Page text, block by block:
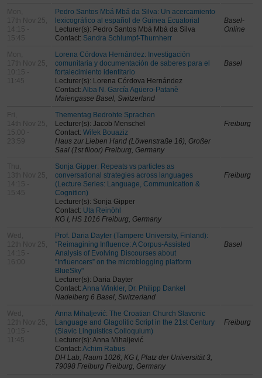
Mon,
17th Nov 25,
14:15 -
15:45
Pedro Santos Mbá Mbá da Silva: Un acercamiento
lexicográfico al español de Guinea Ecuatorial
Lecturer(s): Pedro Santos Mbá Mbá da Silva
Contact: Sandra Schlumpf-Thurnherr
Basel-
Online
Mon,
17th Nov 25,
10:15 -
11:45
Lorena Córdova Hernández: Investigación
comunitaria y documentación de saberes para el
fortalecimiento identitario
Lecturer(s): Lorena Córdova Hernández
Contact: Alba N. García Agüero-Patanè
Maiengasse Basel, Switzerland
Basel
Fri,
14th Nov 25,
15:00 -
23:59
Thementag Bedrohte Sprachen
Lecturer(s): Jacob Menschel
Contact: Wifek Bouaziz
Haus zur Lieben Hand (Löwenstraße 16), Großer
Saal (1st flloor) Freiburg, Germany
Freiburg
Thu,
13th Nov 25,
14:15 -
15:45
Sonja Gipper: Repeats vs particles as
conversational strategies across languages
(Lecture Series: Language, Communication &
Cognition)
Lecturer(s): Sonja Gipper
Contact: Uta Reinöhl
KG I, HS 1016 Freiburg, Germany
Freiburg
Wed,
12th Nov 25,
14:15 -
16:00
Prof. Daria Dayter (Tampere University, Finland):
“Reimagining Influence: A Corpus-Assisted
Analysis of Evolving Discourses about
“Influencers” on the microblogging platform
BlueSky"
Lecturer(s): Daria Dayter
Contact: Anna Winkler, Dr. Philipp Dankel
Nadelberg 6 Basel, Switzerland
Basel
Wed,
12th Nov 25,
10:15 -
11:45
Anna Mihaljević: The Croatian Church Slavonic
Language and Glagolitic Script in the 21st Century
(Slavic Linguistics Colloquium)
Lecturer(s): Anna Mihaljević
Contact: Achim Rabus
DH Lab, Raum 1026, KG I, Platz der Universität 3,
79098 Freiburg Freiburg, Germany
Freiburg